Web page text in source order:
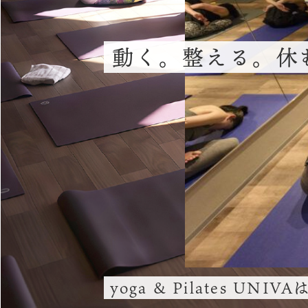
動く。整える。休
yoga & Pilates UNIVA